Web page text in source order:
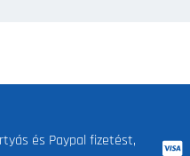
és Paypal fizetést,